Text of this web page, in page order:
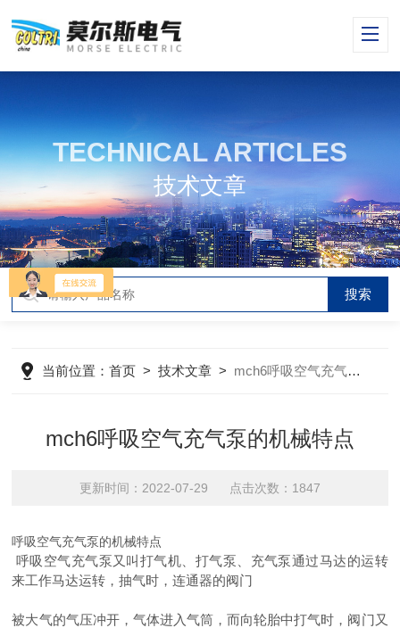
TECHNICAL ARTICLES
技术文章
当前位置：首页 >技术文章 > mch6呼吸空气充气泵的机械特点
mch6呼吸空气充气泵的机械特点
更新时间：2022-07-29 点击次数：1847
呼吸空气充气泵的机械特点
呼吸空气充气泵又叫打气机、打气泵、充气泵通过马达的运转
来工作马达运转，抽气时，连通器的阀门
被大气的气压冲开，气体进入气筒，而向轮胎中打气时，阀门又